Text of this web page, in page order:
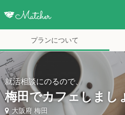
プランについて
就活相談にのるので、
梅田でカフェしまし
大阪府 梅田